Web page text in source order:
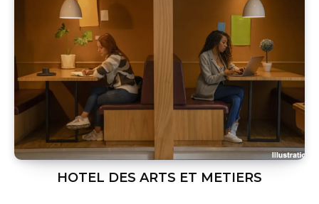
HOTEL DES ARTS ET METIERS